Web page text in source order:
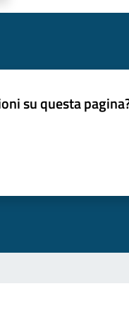
su questa